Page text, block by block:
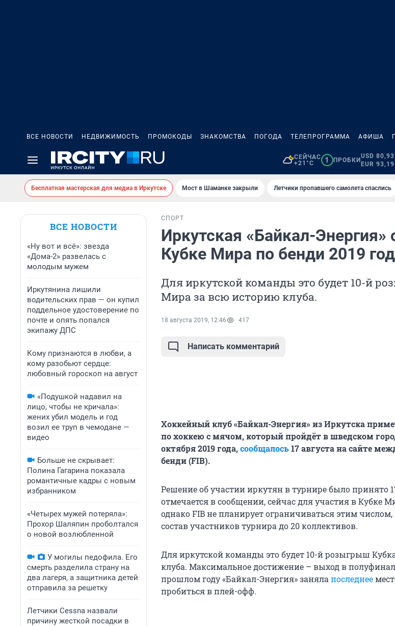
ВСЕ НОВОСТИ НЕДВИЖИМОСТЬ ПРОМОКОДЫ ЗНАКОМСТВА ПОГОДА ТЕЛЕПРОГРАММА АФИША
СЕЙЧАС
+21°C
1 ПРОБКИ
USD 80,93
EUR 93,19
Бесплатная мастерская для медиа в Иркутске Мост в Шаманке закрыли Летчики пропавшего самолета спаслись
ВСЕ НОВОСТИ
«Ну вот и всё»: звезда
«Дома-2» развелась с
молодым мужем
Иркутянина лишили
водительских прав — он купил
поддельное удостоверение по
почте и опять попался
экипажу ДПС
Кому признаются в любви, а
кому разобьют сердце:
любовный гороскоп на август
«Подушкой надавил на
лицо, чтобы не кричала»:
жених убил модель и год
возил ее труп в чемодане —
видео
Больше не скрывает:
Полина Гагарина показала
романтичные кадры с новым
избранником
«Четырех мужей потеряла»:
Прохор Шаляпин проболтался
о новой возлюбленной
У могилы педофила. Его
смерть разделила страну на
два лагеря, а защитника детей
отправила за решетку
Летчики Cessna назвали
причину жесткой посадки в
СПОРТ
Иркутская «Байкал-Энергия»
Кубке Мира по бенди 2019
Для иркутской команды это будет 10-й
Мира за всю историю клуба.
18 августа 2019, 12:46 417
Написать комментарий
Хоккейный клуб «Байкал-Энергия» из Иркутска
по хоккею с мячом, который пройдёт в шведском
октября 2019 года,сообщалось17 августа на сайте
бенди (FIB).
Решение об участии иркутян в турнире было принято
отмечается в сообщении, сейчас для участия в Кубке
однако FIB не планирует ограничиваться этим
состав участников турнира до 20 коллективов.
Для иркутской команды это будет 10-й розыгрыш
клуба. Максимальное достижение – выход в полуфинал
прошлом году «Байкал-Энергия» заняла последнее
пробиться в плей-офф.